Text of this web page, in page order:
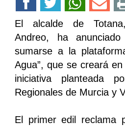
El alcalde de
Andreo, ha
sumarse a la
Agua”, que se creará
iniciativa planteada
Regionales de Murcia y
El primer edil reclama